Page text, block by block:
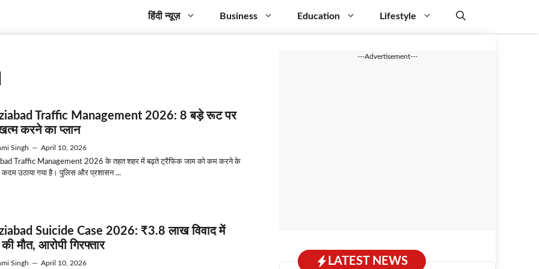
हिंदी न्यूज़ Business Education Lifestyle
Traffic Management 2026: 8 बड़े रूट पर
करने का प्लान
Singh — April 10, 2026
Traffic Management 2026 के तहत शहर में बढ़ते ट्रैफिक जाम को कम करने के
कदम उठाया गया है। पुलिस और प्रशासन ...
Suicide Case 2026: ₹3.8 लाख विवाद में
मौत, आरोपी गिरफ्तार
Singh — April 10, 2026
---Advertisement---
LATEST NEWS